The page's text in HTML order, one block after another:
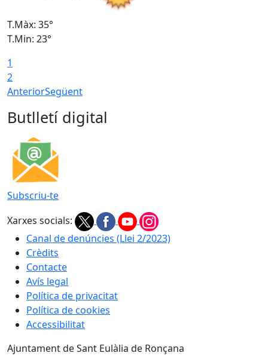
T.Màx: 35°
T.Min: 23°
1
2
AnteriorSegüent
Butlletí digital
Subscriu-te
Xarxes socials:
Canal de denúncies (Llei 2/2023)
Crèdits
Contacte
Avís legal
Política de privacitat
Política de cookies
Accessibilitat
Ajuntament de Sant Eulàlia de Ronçana